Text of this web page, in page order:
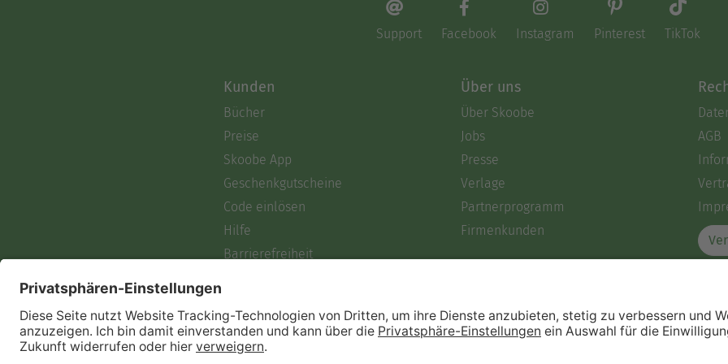
Support Facebook Instagram Pinterest TikTok
Kunden
Bücher
Preise
Skoobe App
Geschenkgutscheine
Code einlösen
Hilfe
Barrierefreiheit
Über uns
Über Skoobe
Jobs
Presse
Verlage
Partnerprogramm
Firmenkunden
AGB